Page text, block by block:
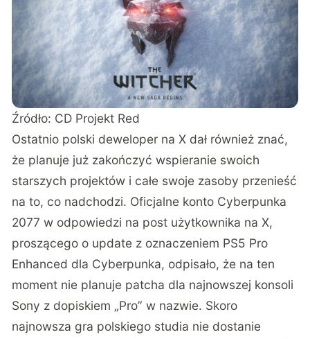
Źródło: CD Projekt Red
Ostatnio polski deweloper na X dał również znać,
że planuje już zakończyć wspieranie swoich
starszych projektów i całe swoje zasoby przenieść
na to, co nadchodzi. Oficjalne konto Cyberpunka
2077 w odpowiedzi na post użytkownika na X,
proszącego o update z oznaczeniem PS5 Pro
Enhanced dla Cyberpunka, odpisało, że na ten
moment nie planuje patcha dla najnowszej konsoli
Sony z dopiskiem „Pro” w nazwie. Skoro
najnowsza gra polskiego studia nie dostanie